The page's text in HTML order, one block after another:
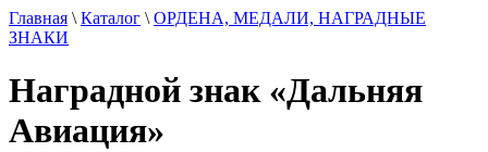
Главная \ Каталог \ ОРДЕНА, МЕДАЛИ, НАГРАДНЫЕ
ЗНАКИ
Наградной знак «Дальняя
Авиация»